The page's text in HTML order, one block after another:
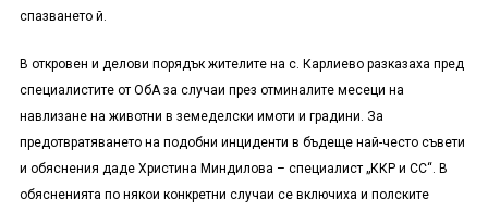
спазването й.
В откровен и делови порядък жителите на с. Карлиево разказаха пред
специалистите от ОбА за случаи през отминалите месеци на
навлизане на животни в земеделски имоти и градини. За
предотвратяването на подобни инциденти в бъдеще най-често съвети
и обяснения даде Христина Миндилова – специалист „ККР и СС“. В
обясненията по някои конкретни случаи се включиха и полските